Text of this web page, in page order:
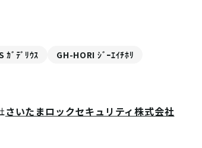
ｶﾞﾃﾞﾘｳｽ GH-HORI ｼﾞｰｴｲﾁﾎﾘ
さいたまロックセキュリティ株式会社